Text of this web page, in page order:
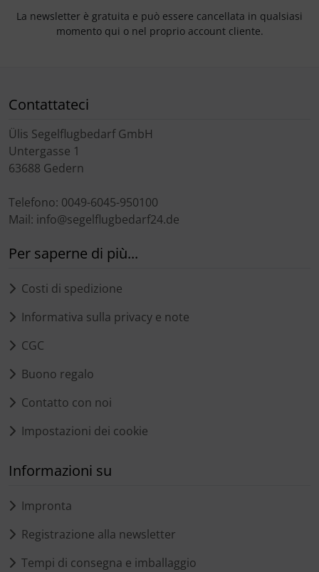
La newsletter è gratuita e può essere cancellata in qualsiasi
momento qui o nel proprio account cliente.
Contattateci
Ülis Segelflugbedarf GmbH
Untergasse 1
63688 Gedern
Telefono: 0049-6045-950100
Mail: info@segelflugbedarf24.de
Per saperne di più...
Costi di spedizione
Informativa sulla privacy e note
CGC
Buono regalo
Contatto con noi
Impostazioni dei cookie
Informazioni su
Impronta
Registrazione alla newsletter
Tempi di consegna e imballaggio